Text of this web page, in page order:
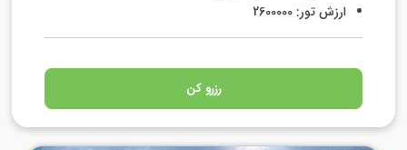
ارزش تور: 2600000
رزرو کن